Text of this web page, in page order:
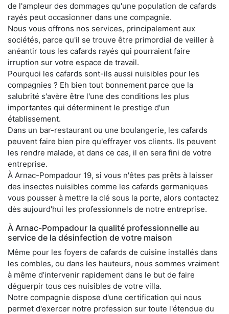
de l'ampleur des dommages qu'une population de cafards
rayés peut occasionner dans une compagnie.
Nous vous offrons nos services, principalement aux
sociétés, parce qu'il se trouve être primordial de veiller à
anéantir tous les cafards rayés qui pourraient faire
irruption sur votre espace de travail.
Pourquoi les cafards sont-ils aussi nuisibles pour les
compagnies ? Eh bien tout bonnement parce que la
salubrité s'avère être l'une des conditions les plus
importantes qui déterminent le prestige d'un
établissement.
Dans un bar-restaurant ou une boulangerie, les cafards
peuvent faire bien pire qu'effrayer vos clients. Ils peuvent
les rendre malade, et dans ce cas, il en sera fini de votre
entreprise.
À Arnac-Pompadour 19, si vous n'êtes pas prêts à laisser
des insectes nuisibles comme les cafards germaniques
vous pousser à mettre la clé sous la porte, alors contactez
dès aujourd'hui les professionnels de notre entreprise.
À Arnac-Pompadour la qualité professionnelle au
service de la désinfection de votre maison
Même pour les foyers de cafards de cuisine installés dans
les combles, ou dans les hauteurs, nous sommes vraiment
à même d'intervenir rapidement dans le but de faire
déguerpir tous ces nuisibles de votre villa.
Notre compagnie dispose d'une certification qui nous
permet d'exercer notre profession sur toute l'étendue du